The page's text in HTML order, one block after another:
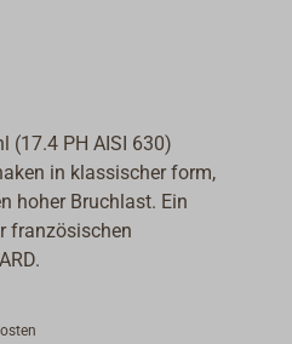
(17.4 PH AISI 630)
in klassischer form,
hoher Bruchlast. Ein
französischen